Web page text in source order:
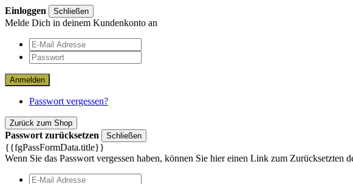
Einloggen Schließen
Melde Dich in deinem Kundenkonto an
Anmelden
Passwort vergessen?
Zurück zum Shop
Passwort zurücksetzen Schließen
{{fgPassFormData.title}}
Wenn Sie das Passwort vergessen haben, können Sie hier einen Link zum